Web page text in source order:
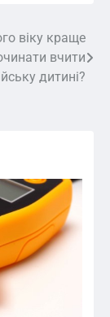
віку краще
вчити
дитині?